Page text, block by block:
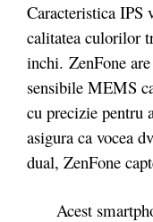
Caracteristica IPS
calitatea culorilor
inchi. ZenFone
sensibile MEMS
cu precizie pentru
asigura ca vocea
dual, ZenFone
Acest